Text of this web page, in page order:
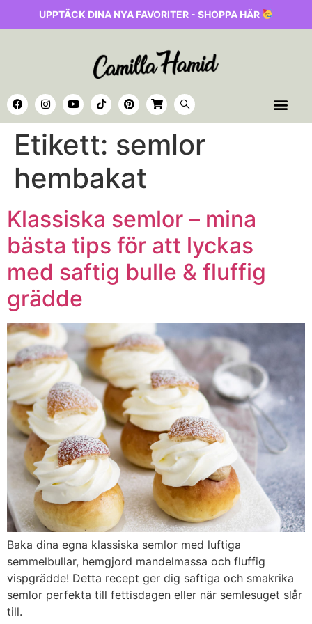
UPPTÄCK DINA NYA FAVORITER - SHOPPA HÄR
Etikett: semlor
hembakat
Klassiska semlor – mina
bästa tips för att lyckas
med saftig bulle & fluffig
grädde
Baka dina egna klassiska semlor med luftiga
semmelbullar, hemgjord mandelmassa och fluffig
vispgrädde! Detta recept ger dig saftiga och smakrika
semlor perfekta till fettisdagen eller när semlesuget slår
till.